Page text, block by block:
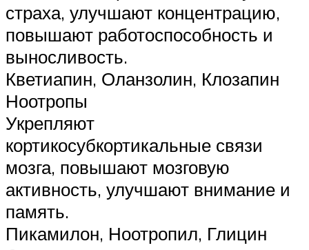
страха, улучшают концентрацию,
повышают работоспособность и
выносливость.
Кветиапин, Оланзолин, Клозапин
Ноотропы
Укрепляют
кортикосубкортикальные связи
мозга, повышают мозговую
активность, улучшают внимание и
память.
Пикамилон, Ноотропил, Глицин